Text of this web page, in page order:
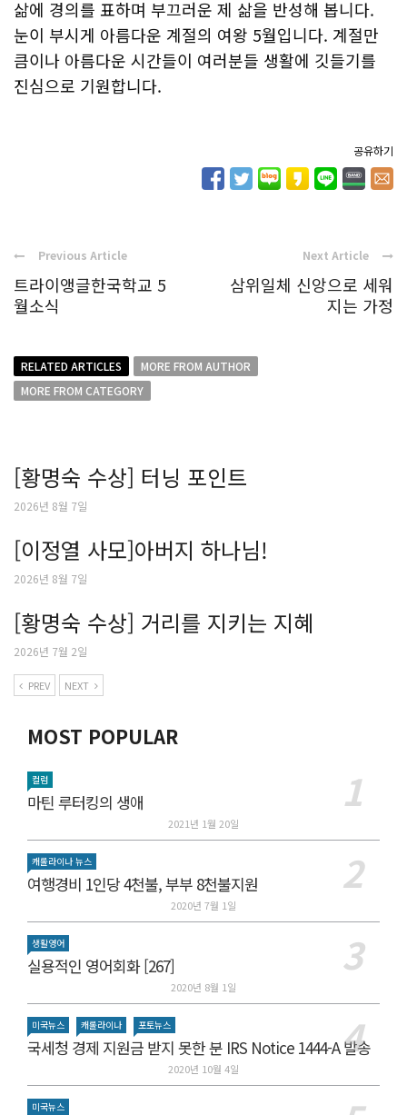
삶에 경의를 표하며 부끄러운 제 삶을 반성해 봅니다.
눈이 부시게 아름다운 계절의 여왕 5월입니다. 계절만
큼이나 아름다운 시간들이 여러분들 생활에 깃들기를
진심으로 기원합니다.
공유하기
Previous Article
트라이앵글한국학교 5
월소식
Next Article
삼위일체 신앙으로 세워
지는 가정
RELATED ARTICLES
MORE FROM AUTHOR
MORE FROM CATEGORY
[황명숙 수상] 터닝 포인트
2026년 8월 7일
[이정열 사모]아버지 하나님!
2026년 8월 7일
[황명숙 수상] 거리를 지키는 지혜
2026년 7월 2일
PREV NEXT
MOST POPULAR
컬럼
마틴 루터킹의 생애
2021년 1월 20일
캐롤라이나 뉴스
여행경비 1인당 4천불, 부부 8천불지원
2020년 7월 1일
생활영어
실용적인 영어회화 [267]
2020년 8월 1일
미국뉴스 캐롤라이나 포토뉴스
국세청 경제 지원금 받지 못한 분 IRS Notice 1444-A 발송
2020년 10월 4일
미국뉴스